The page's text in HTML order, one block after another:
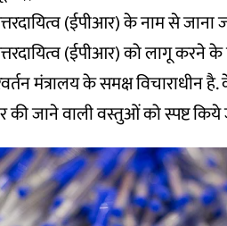
(ईपीआर) के नाम से
(ईपीआर) को लागू
मंत्रालय के समक्ष विचाराधीन है.
जाने वाली वस्तुओं को स्पष्ट किये